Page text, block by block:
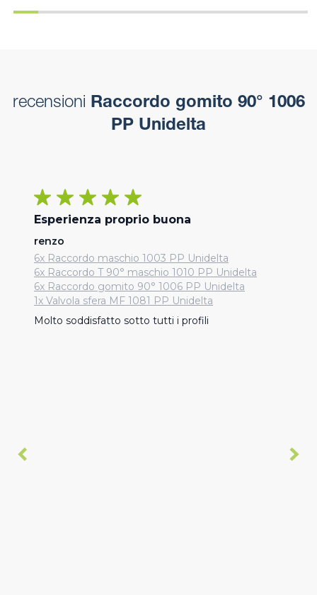
recensioni Raccordo gomito 90° 1006
PP Unidelta
Esperienza proprio buona
renzo
6x Raccordo maschio 1003 PP Unidelta
6x Raccordo T 90° maschio 1010 PP Unidelta
6x Raccordo gomito 90° 1006 PP Unidelta
1x Valvola sfera MF 1081 PP Unidelta
Molto soddisfatto sotto tutti i profili